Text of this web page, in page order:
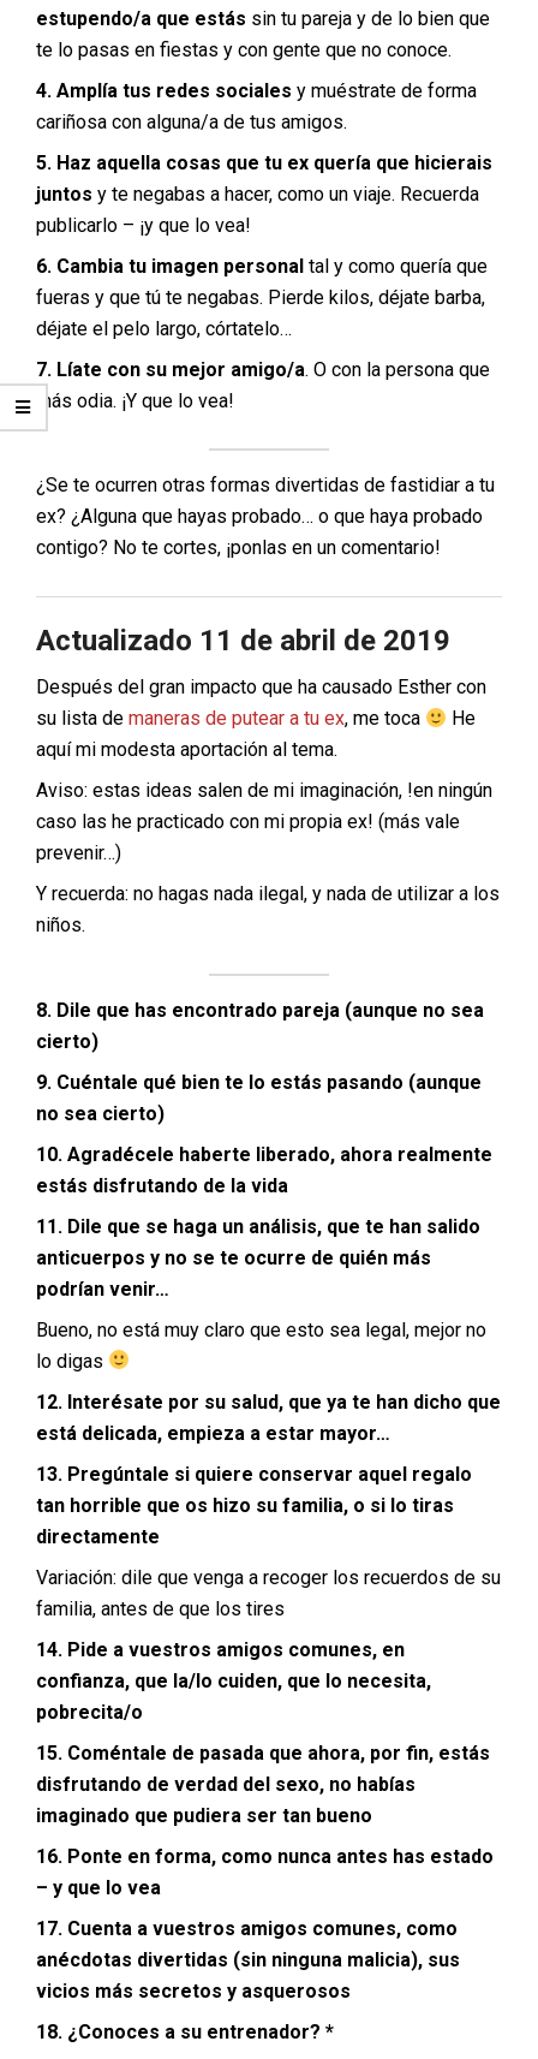
estupendo/a que estás sin tu pareja y de lo bien que
te lo pasas en fiestas y con gente que no conoce.
4. Amplía tus redes sociales y muéstrate de forma
cariñosa con alguna/a de tus amigos.
5. Haz aquella cosas que tu ex quería que hicierais
juntos y te negabas a hacer, como un viaje. Recuerda
publicarlo – ¡y que lo vea!
6. Cambia tu imagen personal tal y como quería que
fueras y que tú te negabas. Pierde kilos, déjate barba,
déjate el pelo largo, córtatelo…
7. Líate con su mejor amigo/a. O con la persona que
más odia. ¡Y que lo vea!
¿Se te ocurren otras formas divertidas de fastidiar a tu
ex? ¿Alguna que hayas probado… o que haya probado
contigo? No te cortes, ¡ponlas en un comentario!
Actualizado 11 de abril de 2019
Después del gran impacto que ha causado Esther con
su lista de maneras de putear a tu ex, me toca
He
aquí mi modesta aportación al tema.
Aviso: estas ideas salen de mi imaginación, !en ningún
caso las he practicado con mi propia ex! (más vale
prevenir…)
Y recuerda: no hagas nada ilegal, y nada de utilizar a los
niños.
8. Dile que has encontrado pareja (aunque no sea
cierto)
9. Cuéntale qué bien te lo estás pasando (aunque
no sea cierto)
10. Agradécele haberte liberado, ahora realmente
estás disfrutando de la vida
11. Dile que se haga un análisis, que te han salido
anticuerpos y no se te ocurre de quién más
podrían venir…
Bueno, no está muy claro que esto sea legal, mejor no
lo digas
12. Interésate por su salud, que ya te han dicho que
está delicada, empieza a estar mayor…
13. Pregúntale si quiere conservar aquel regalo
tan horrible que os hizo su familia, o si lo tiras
directamente
Variación: dile que venga a recoger los recuerdos de su
familia, antes de que los tires
14. Pide a vuestros amigos comunes, en
confianza, que la/lo cuiden, que lo necesita,
pobrecita/o
15. Coméntale de pasada que ahora, por fin, estás
disfrutando de verdad del sexo, no habías
imaginado que pudiera ser tan bueno
16. Ponte en forma, como nunca antes has estado
– y que lo vea
17. Cuenta a vuestros amigos comunes, como
anécdotas divertidas (sin ninguna malicia), sus
vicios más secretos y asquerosos
18. ¿Conoces a su entrenador? *